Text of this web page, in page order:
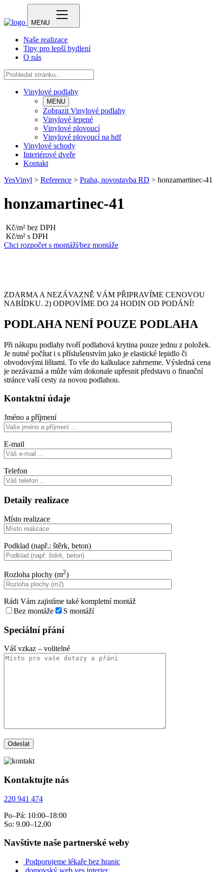
MENU
Naše realizace
Tipy pro lepší bydlení
O nás
Vinylové podlahy
MENU
Zobrazit Vinylové podlahy
Vinylové lepené
Vinylové plovoucí
Vinylové plovoucí na hdf
Vinylové schody
Interiérové dveře
Kontakt
YesVinyl > Reference > Praha, novostavba RD > honzamartinec-41
honzamartinec-41
Kč/m² bez DPH
Kč/m² s DPH
Chci rozpočet s montáží/bez montáže
ZDARMA A NEZÁVAZNĚ VÁM PŘIPRAVÍME CENOVOU
NABÍDKU. 2) ODPOVÍME DO 24 HODIN OD PODÁNÍ!
PODLAHA NENÍ POUZE PODLAHA
Při nákupu podlahy tvoří podlahová krytina pouze jednu z položek.
Je nutné počítat i s příslušenstvím jako je elastické lepidlo či
obvodovými lištami. To vše do kalkulace zahrneme. Výsledná cena
je nezávazná a může vám dokonale upřesnit představu o finanční
stránce vaší cesty za novou podlahou.
Kontaktní údaje
Jméno a příjmení
E-mail
Telefon
Detaily realizace
Místo realizace
Podklad (např.: štěrk, beton)
Rozloha plochy (m2)
Rádi Vám zajistíme také kompletní montáž
Bez montáže
S montáží
Speciální přání
Váš vzkaz – volitelné
Kontaktujte nás
220 941 474
Po–Pá: 10:00–18:00
So: 9.00–12.00
Navštivte naše partnerské weby
Podporujeme lékaře bez hranic